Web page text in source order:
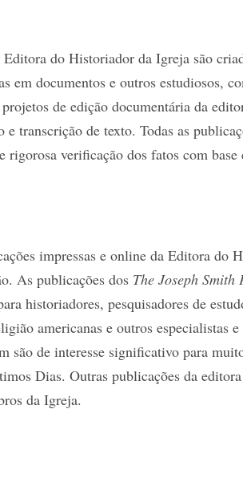
do Historiador da Igreja são
em documentos e outros estudiosos,
de edição documentária da
e transcrição de texto. Todas as
rigorosa verificação dos fatos com
impressas e online da Editora do
As publicações dos The Joseph Smith
historiadores, pesquisadores de
americanas e outros especialistas
são de interesse significativo para
Dias. Outras publicações da
da Igreja.